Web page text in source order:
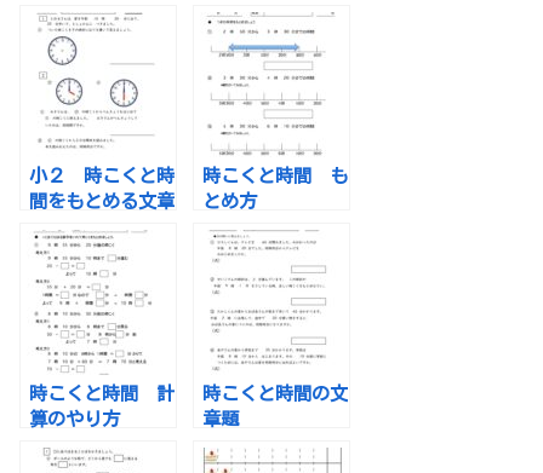
小２ 時こくと時
間をもとめる文章
題
時こくと時間 も
とめ方
時こくと時間 計
算のやり方
時こくと時間の文
章題